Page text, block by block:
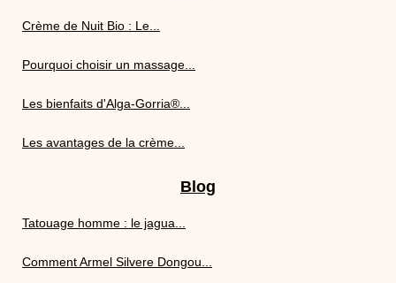
Crème de Nuit Bio : Le...
Pourquoi choisir un massage...
Les bienfaits d'Alga-Gorria®...
Les avantages de la crème...
Blog
Tatouage homme : le jagua...
Comment Armel Silvere Dongou...